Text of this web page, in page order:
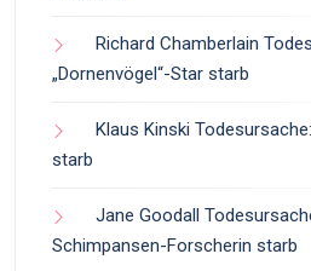
Richard Chamberlain
„Dornenvögel“-Star starb
Klaus Kinski
starb
Jane Goodall
Schimpansen-Forscherin starb